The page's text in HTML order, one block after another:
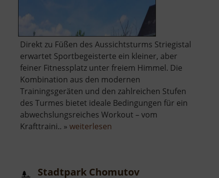
​Direkt zu Füßen des Aussichtsturms Striegistal
erwartet Sportbegeisterte ein kleiner, aber
feiner Fitnessplatz unter freiem Himmel. Die
Kombination aus den modernen
Trainingsgeräten und den zahlreichen Stufen
des Turmes bietet ideale Bedingungen für ein
abwechslungsreiches Workout – vom
Krafttraini.. » weiterlesen
Striegistal
Stadtpark Chomutov